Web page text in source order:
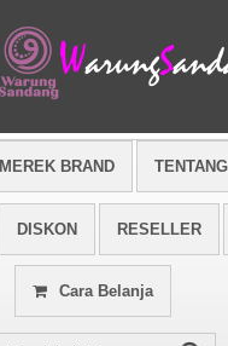
MEREK BRAND
DISKON RESELLER
Cara Belanja